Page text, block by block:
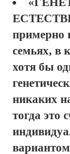
примерно
семьях, в
хотя бы
никаких
тогда это